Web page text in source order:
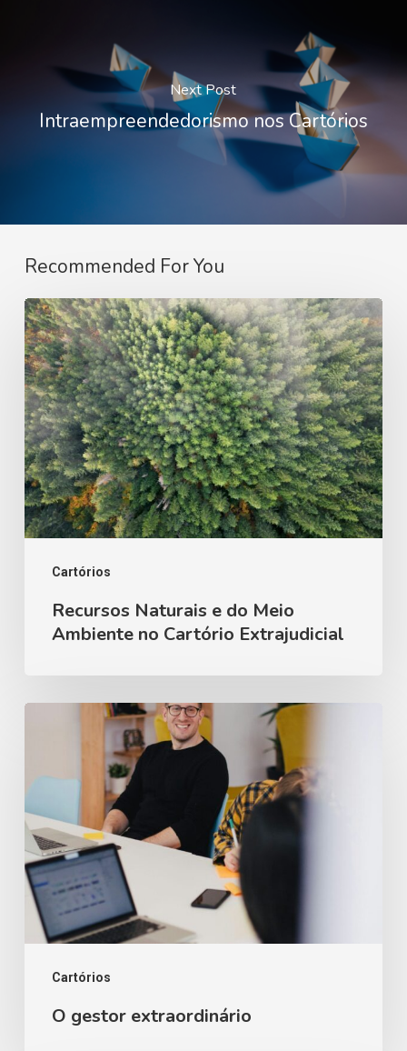
Next Post
Intraempreendedorismo nos Cartórios
Recommended For You
Cartórios
Recursos
Naturais
e
do
Meio
Ambiente
no
Cartório
Extrajudicial
Recursos Naturais e do Meio
Ambiente no Cartório Extrajudicial
Cartórios
extraordinário
O gestor extraordinário